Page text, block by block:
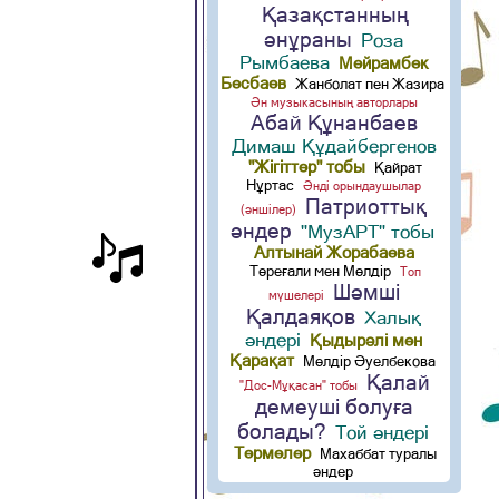
Қазақстанның
әнұраны Роза
Рымбаева Мейрамбек
Бесбаев Жанболат пен Жазира
Ән музыкасының авторлары
Абай Құнанбаев
Димаш Құдайбергенов
"Жігіттер" тобы
Қайрат
Нұртас
Әнді орындаушылар
(әншілер)
Патриоттық
әндер "МузАРТ" тобы
Алтынай Жорабаева
Төреғали мен Мөлдір
Топ
мүшелері
Шәмші
Қалдаяқов Халық
әндері Қыдырәлі мен
Қарақат
Мөлдір Әуелбекова
"Дос-Мұқасан" тобы
Қалай
демеуші болуға
болады? Той әндері
Термелер
Махаббат туралы
әндер